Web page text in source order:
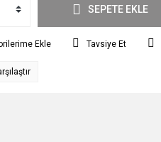
SEPETE EKLE
Tavsiye Et